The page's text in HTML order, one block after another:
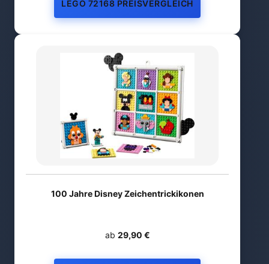
LEGO 72168 PREISVERGLEICH
100 Jahre Disney Zeichentrickikonen
ab 29,90 €